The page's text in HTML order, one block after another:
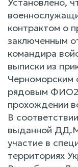
контрактом о
заключенным
командира
выписки из
рядовым ФИО2
прохождении
В
выданной
участие в
территориях